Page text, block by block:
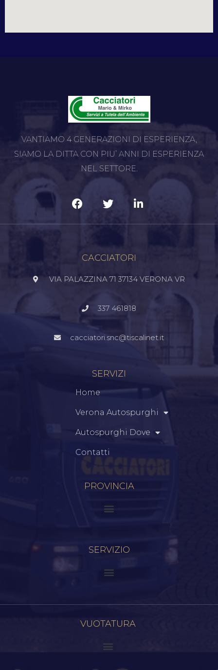
VANTIAMO 4 GENERAZIONI DI ESPERIENZA,
SIAMO LA DITTA CON PIU’ ANNI DI ESPERIENZA
NEL SETTORE.
CACCIATORI
VIA PALAZZINA 71 37134 VERONA VR
337 461818
cacciatori.snc@tiscalinet.it
SERVIZI
Home
Verona Autospurghi
Autospurghi Dove
Contatti
PROVINCIA
SERVIZIO
VUOTATURA